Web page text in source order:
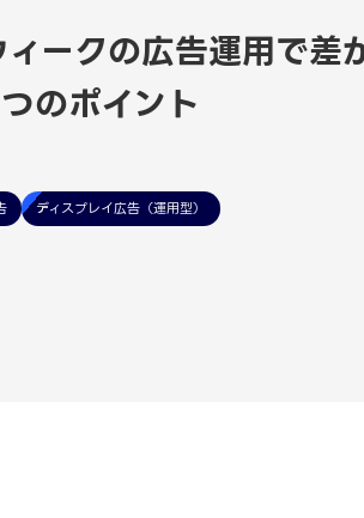
ィークの広告運用で差
のポイント
ディスプレイ広告（運用型）